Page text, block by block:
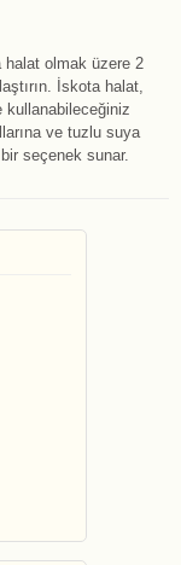
olmak üzere 2
İskota halat,
kullanabileceğiniz
ve tuzlu suya
seçenek sunar.